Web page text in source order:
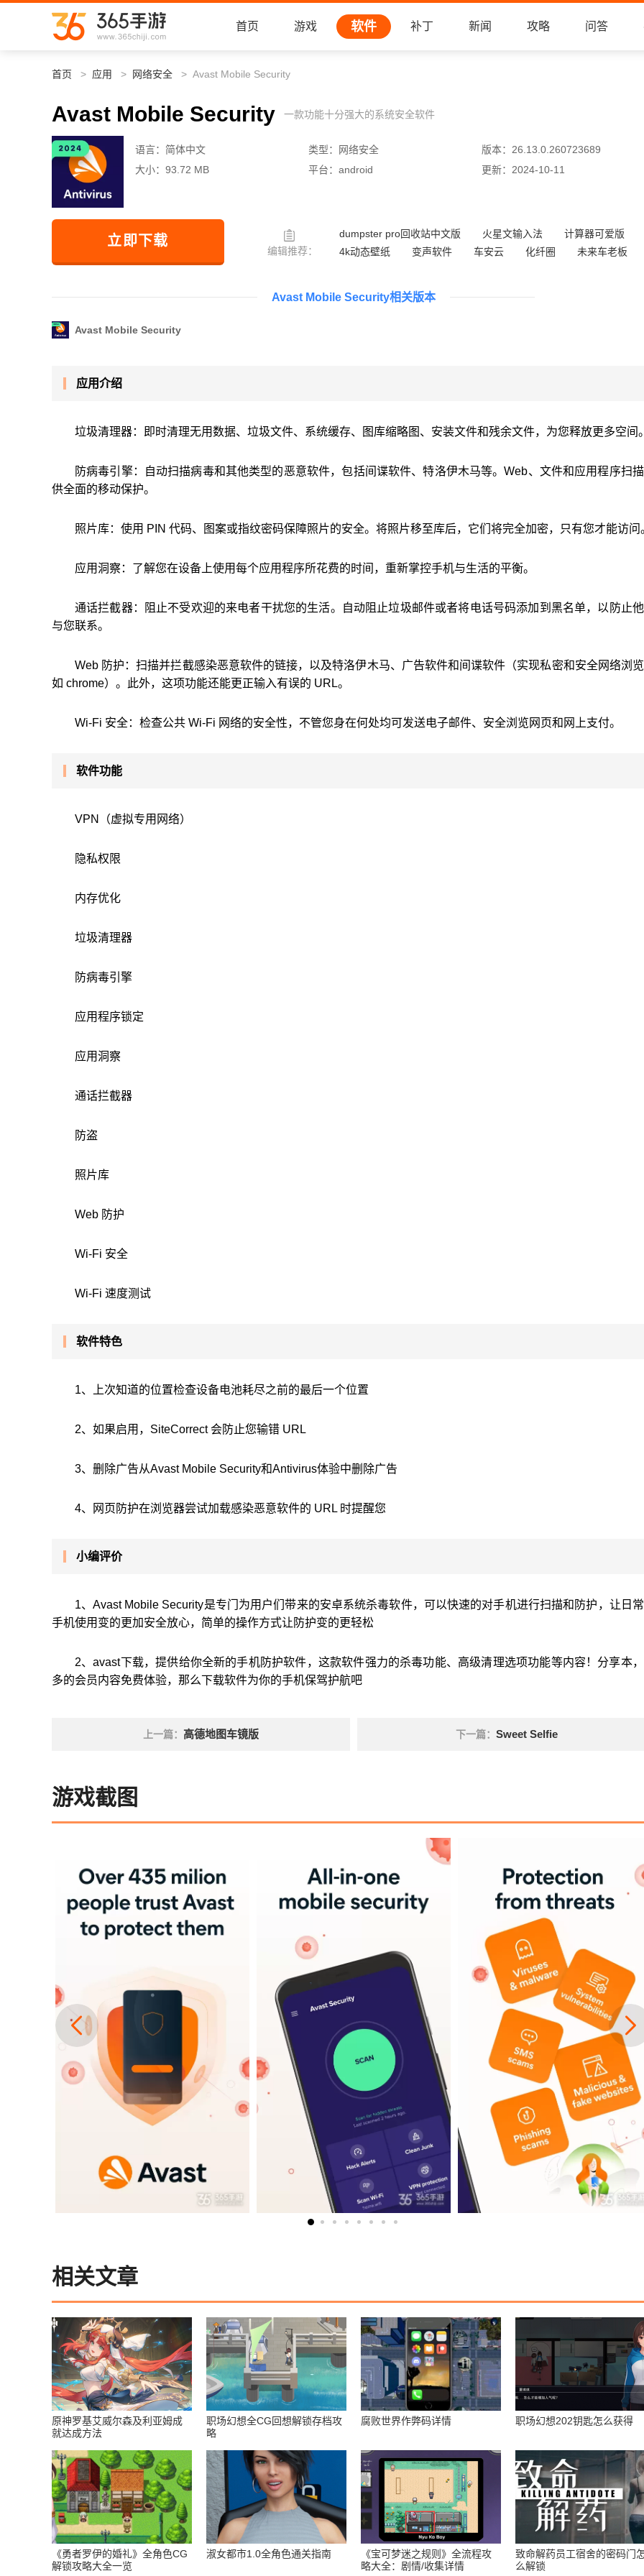
首页 游戏 软件 补丁 新闻 攻略 问答
首页 应用 网络安全 Avast Mobile Security
Avast Mobile Security 一款功能十分强大的系统安全软件
语言： 简体中文 类型： 网络安全 版本： 26.13.0.260723689
大小： 93.72 MB 平台： android 更新： 2024-10-11
立即下载
编辑推荐：
dumpster pro回收站中文版 火星文输入法
计算器可爱版
4k动态壁纸
变声软件 车安云 化纤圈 未来车老板
Avast Mobile Security相关版本
Avast Mobile Security
应用介绍
垃圾清理器：即时清理无用数据、垃圾文件、系统缓存、图库缩略图、安装文件和残余文件，为您释放更多空间
防病毒引擎：自动扫描病毒和其他类型的恶意软件，包括间谍软件、特洛伊木马等。Web、文件和应用程序扫
供全面的移动保护。
照片库：使用 PIN 代码、图案或指纹密码保障照片的安全。将照片移至库后，它们将完全加密，只有您才能访问
应用洞察：了解您在设备上使用每个应用程序所花费的时间，重新掌控手机与生活的平衡。
通话拦截器：阻止不受欢迎的来电者干扰您的生活。自动阻止垃圾邮件或者将电话号码添加到黑名单，以防止
与您联系。
Web 防护：扫描并拦截感染恶意软件的链接，以及特洛伊木马、广告软件和间谍软件（实现私密和安全网络浏
如 chrome）。此外，这项功能还能更正输入有误的 URL。
Wi-Fi 安全：检查公共 Wi-Fi 网络的安全性，不管您身在何处均可发送电子邮件、安全浏览网页和网上支付。
软件功能
VPN（虚拟专用网络）
隐私权限
内存优化
垃圾清理器
防病毒引擎
应用程序锁定
应用洞察
通话拦截器
防盗
照片库
Web 防护
Wi-Fi 安全
Wi-Fi 速度测试
软件特色
1、上次知道的位置检查设备电池耗尽之前的最后一个位置
2、如果启用，SiteCorrect 会防止您输错 URL
3、删除广告从Avast Mobile Security和Antivirus体验中删除广告
4、网页防护在浏览器尝试加载感染恶意软件的 URL 时提醒您
小编评价
1、Avast Mobile Security是专门为用户们带来的安卓系统杀毒软件，可以快速的对手机进行扫描和防护，让日
手机使用变的更加安全放心，简单的操作方式让防护变的更轻松
2、avast下载，提供给你全新的手机防护软件，这款软件强力的杀毒功能、高级清理选项功能等内容！分享本
多的会员内容免费体验，那么下载软件为你的手机保驾护航吧
上一篇： 高德地图车镜版 下一篇： Sweet Selfie
游戏截图
相关文章
原神罗基艾威尔森及利亚姆成
就达成方法
职场幻想全CG回想解锁存档攻
略
腐败世界作弊码详情 职场幻想202钥匙怎么获得
《勇者罗伊的婚礼》全角色CG
解锁攻略大全一览
淑女都市1.0全角色通关指南
《宝可梦迷之规则》全流程攻
略大全：剧情/收集详情
致命解药员工宿舍的密码门
么解锁